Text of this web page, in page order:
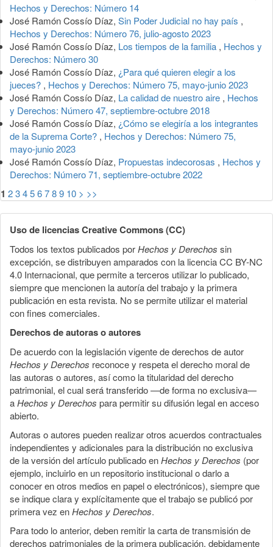
Hechos y Derechos: Número 14
José Ramón Cossío Díaz, Sin Poder Judicial no hay país ,
Hechos y Derechos: Número 76, julio-agosto 2023
José Ramón Cossío Díaz, Los tiempos de la familia , Hechos y
Derechos: Número 30
José Ramón Cossío Díaz, ¿Para qué quieren elegir a los
jueces? , Hechos y Derechos: Número 75, mayo-junio 2023
José Ramón Cossío Díaz, La calidad de nuestro aire , Hechos
y Derechos: Número 47, septiembre-octubre 2018
José Ramón Cossío Díaz, ¿Cómo se elegiría a los integrantes
de la Suprema Corte? , Hechos y Derechos: Número 75,
mayo-junio 2023
José Ramón Cossío Díaz, Propuestas indecorosas , Hechos y
Derechos: Número 71, septiembre-octubre 2022
1 23456789 10 > >>
Uso de licencias Creative Commons (CC)
Todos los textos publicados porHechos y Derechos sin
excepción, se distribuyen amparados con la licencia CC BY-NC
4.0 Internacional, que permite a terceros utilizar lo publicado,
siempre que mencionen la autoría del trabajo y la primera
publicación en esta revista. No se permite utilizar el material
con fines comerciales.
Derechos de autoras o autores
De acuerdo con la legislación vigente de derechos de autor
Hechos y Derechos reconoce y respeta el derecho moral de
las autoras o autores, así como la titularidad del derecho
patrimonial, el cual será transferido —de forma no exclusiva—
aHechos y Derechos para permitir su difusión legal en acceso
abierto.
Autoras o autores pueden realizar otros acuerdos contractuales
independientes y adicionales para la distribución no exclusiva
de la versión del artículo publicado enHechos y Derechos (por
ejemplo, incluirlo en un repositorio institucional o darlo a
conocer en otros medios en papel o electrónicos), siempre que
se indique clara y explícitamente que el trabajo se publicó por
primera vez enHechos y Derechos.
Para todo lo anterior, deben remitir la carta de transmisión de
derechos patrimoniales de la primera publicación, debidamente